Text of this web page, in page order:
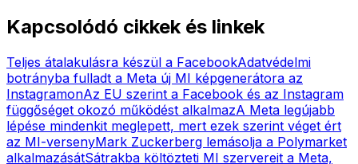
Kapcsolódó cikkek és linkek
Teljes átalakulásra készül a FacebookAdatvédelmi
botrányba fulladt a Meta új MI képgenerátora az
InstagramonAz EU szerint a Facebook és az Instagram
függőséget okozó működést alkalmazA Meta legújabb
lépése mindenkit meglepett, mert ezek szerint véget ért
az MI-versenyMark Zuckerberg lemásolja a Polymarket
alkalmazásátSátrakba költözteti MI szervereit a Meta,